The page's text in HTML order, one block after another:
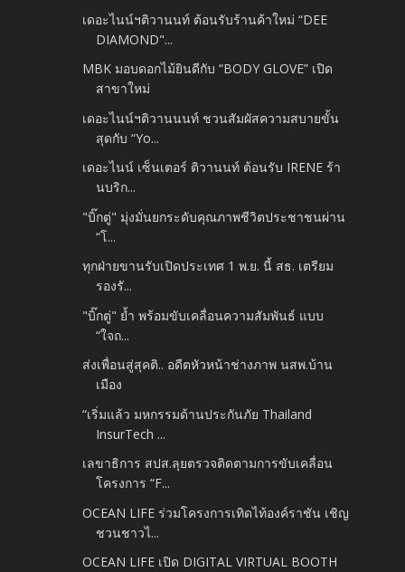
เดอะไนน์ฯติวานนท์ ต้อนรับร้านค้าใหม่ “DEE
DIAMOND"...
MBK มอบดอกไม้ยินดีกับ “BODY GLOVE” เปิด
สาขาใหม่
เดอะไนน์ฯติวานนนท์ ชวนสัมผัสความสบายขั้น
สุดกับ “Yo...
เดอะไนน์ เซ็นเตอร์ ติวานนท์ ต้อนรับ IRENE ร้า
นบริก...
"บิ๊กตู่" มุ่งมั่นยกระดับคุณภาพชีวิตประชาชนผ่าน
“โ...
ทุกฝ่ายขานรับเปิดประเทศ 1 พ.ย. นี้ สธ. เตรียม
รองรั...
"บิ๊กตู่" ย้ำ พร้อมขับเคลื่อนความสัมพันธ์ แบบ
“ใจถ...
ส่งเพื่อนสู่สุคติ.. อดีตหัวหน้าช่างภาพ นสพ.บ้าน
เมือง
“เริ่มแล้ว มหกรรมด้านประกันภัย Thailand
InsurTech ...
เลขาธิการ สปส.ลุยตรวจติดตามการขับเคลื่อน
โครงการ “F...
OCEAN LIFE ร่วมโครงการเทิดไท้องค์ราชัน เชิญ
ชวนชาวไ...
OCEAN LIFE เปิด DIGITAL VIRTUAL BOOTH